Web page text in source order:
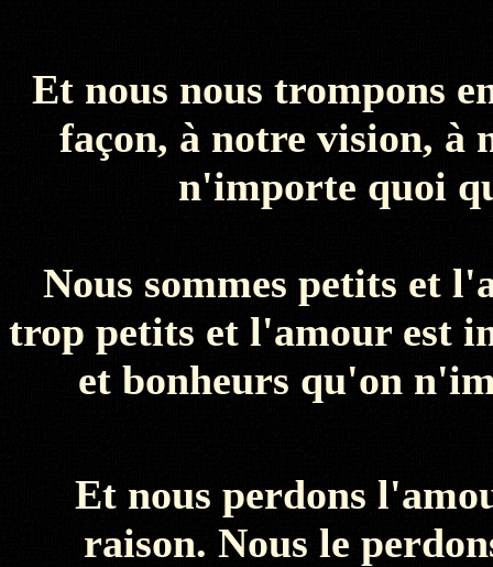
Et nous nous trompons
façon, à notre vision, à
n'importe quoi
Nous sommes petits et
trop petits et l'amour est
et bonheurs qu'on
Et nous perdons
raison. Nous le